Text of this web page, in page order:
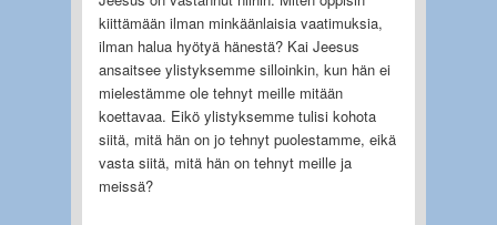
kiittämään ilman minkäänlaisia vaatimuksia,
ilman halua hyötyä hänestä? Kai Jeesus
ansaitsee ylistyksemme silloinkin, kun hän ei
mielestämme ole tehnyt meille mitään
koettavaa. Eikö ylistyksemme tulisi kohota
siitä, mitä hän on jo tehnyt puolestamme, eikä
vasta siitä, mitä hän on tehnyt meille ja
meissä?